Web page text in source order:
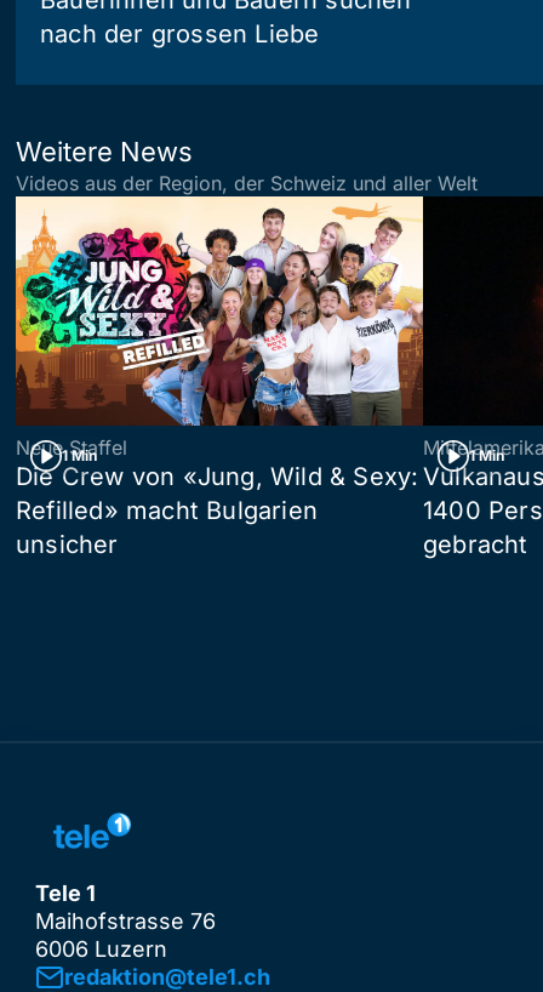
nach der grossen Liebe
Weitere News
Videos aus der Region, der Schweiz und aller Welt
1 Min
Neue Staffel
Die Crew von «Jung, Wild & Sexy:
Refilled» macht Bulgarien
unsicher
1 Min
1400
gebracht
Tele 1
Maihofstrasse 76
6006 Luzern
redaktion@tele1.ch